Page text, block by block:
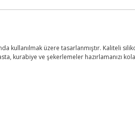
kullanılmak üzere tasarlanmıştır. Kaliteli
kurabiye ve şekerlemeler hazırlamanızı